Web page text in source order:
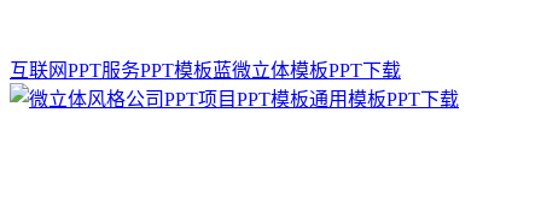
互联网PPT服务PPT模板蓝微立体模板PPT下载